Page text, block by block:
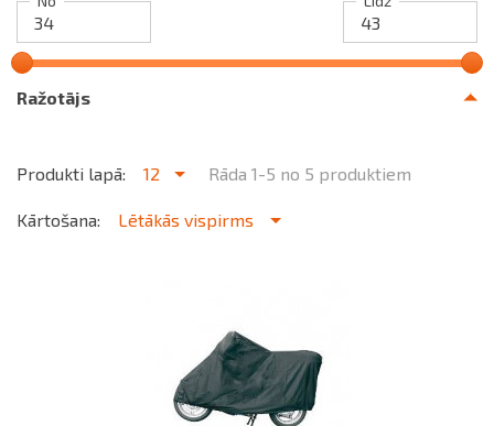
Ražotājs
Produkti lapā: 12 Rāda 1-5 no 5 produktiem
Kārtošana: Lētākās vispirms